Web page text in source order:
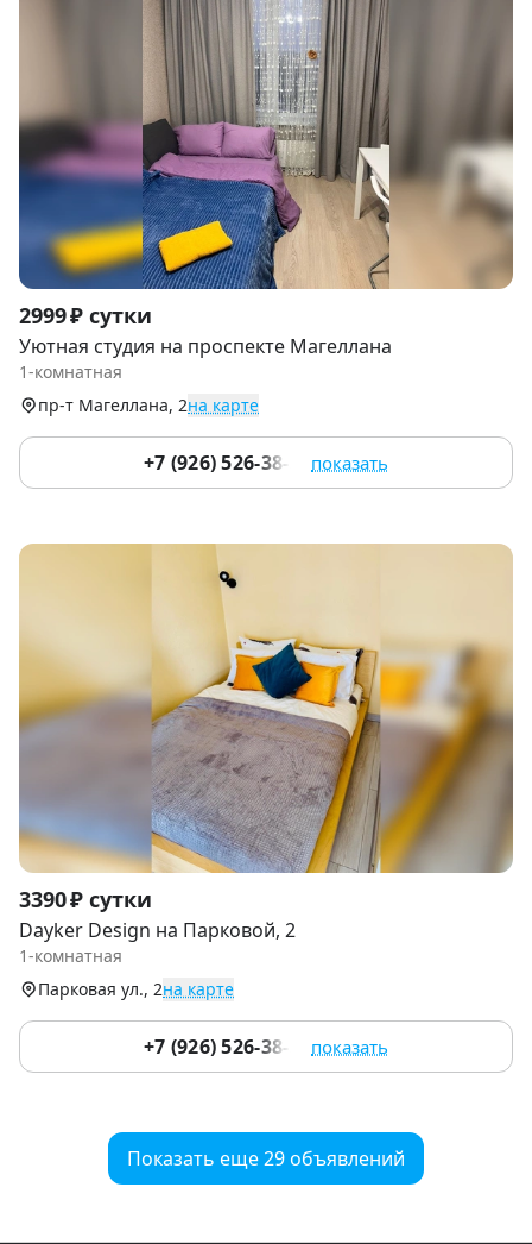
Item
1
of
2999 ₽ сутки
Уютная студия на проспекте Магеллана
1-комнатная
пр-т Магеллана, 2на карте
+7 (926) 526-38-32 показать
Item
1
of
3390 ₽ сутки
Dayker Design на Парковой, 2
1-комнатная
Парковая ул., 2на карте
+7 (926) 526-38-32 показать
Показать еще 29 объявлений